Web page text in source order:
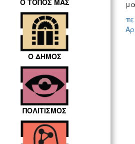
Ο ΔΗΜΟΣ
ΠΟΛΙΤΙΣΜΟΣ